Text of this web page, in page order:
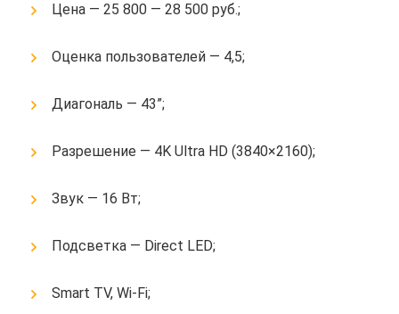
Цена — 25 800 — 28 500 руб.;
Оценка пользователей — 4,5;
Диагональ — 43”;
Разрешение — 4K Ultra HD (3840×2160);
Звук — 16 Вт;
Подсветка — Direct LED;
Smart TV, Wi-Fi;